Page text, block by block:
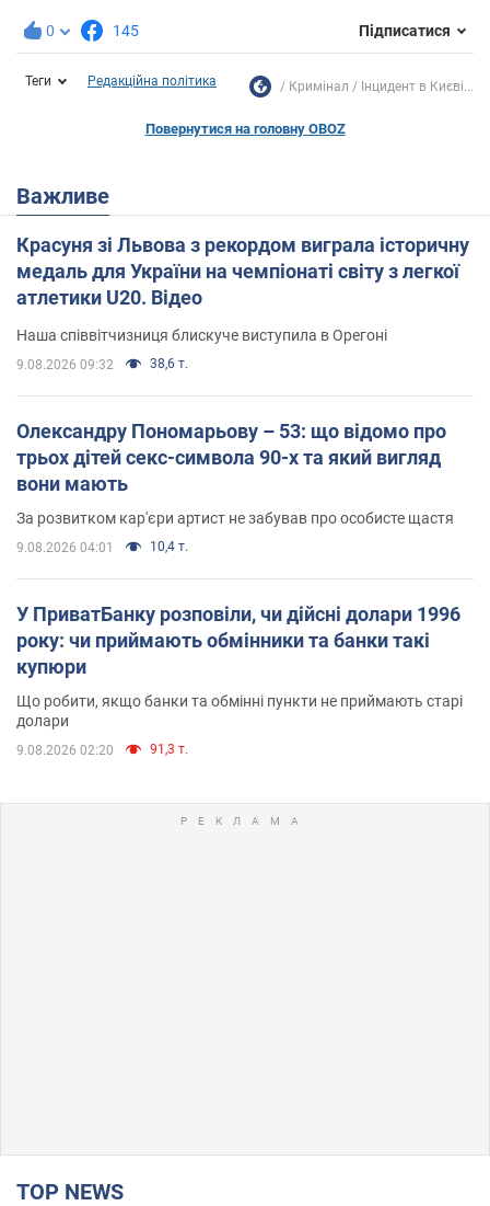
0 145 Підписатися
Теги Редакційна політика Кримінал Інцидент в Києві...
Повернутися на головну OBOZ
Важливе
Красуня зі Львова з рекордом виграла історичну
медаль для України на чемпіонаті світу з легкої
атлетики U20. Відео
Наша співвітчизниця блискуче виступила в Орегоні
9.08.2026 09:32 38,6 т.
Олександру Пономарьову – 53: що відомо про
трьох дітей секс-символа 90-х та який вигляд
вони мають
За розвитком кар'єри артист не забував про особисте щастя
9.08.2026 04:01 10,4 т.
У ПриватБанку розповіли, чи дійсні долари 1996
року: чи приймають обмінники та банки такі
купюри
Що робити, якщо банки та обмінні пункти не приймають старі
долари
9.08.2026 02:20 91,3 т.
TOP NEWS